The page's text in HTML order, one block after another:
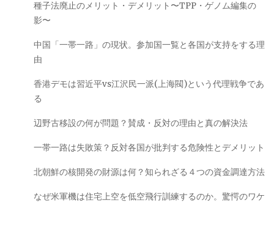
種子法廃止のメリット・デメリット〜TPP・ゲノム編集の
影〜
中国「一帯一路」の現状。参加国一覧と各国が支持をする理
由
香港デモは習近平vs江沢民一派(上海閥)という代理戦争であ
る
辺野古移設の何が問題？賛成・反対の理由と真の解決法
一帯一路は失敗策？反対各国が批判する危険性とデメリット
北朝鮮の核開発の財源は何？知られざる４つの資金調達方法
なぜ米軍機は住宅上空を低空飛行訓練するのか。驚愕のワケ